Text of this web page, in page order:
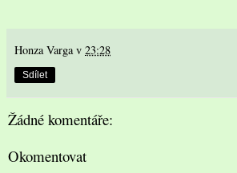
Honza Varga v 23:28
Sdílet
Žádné komentáře:
Okomentovat